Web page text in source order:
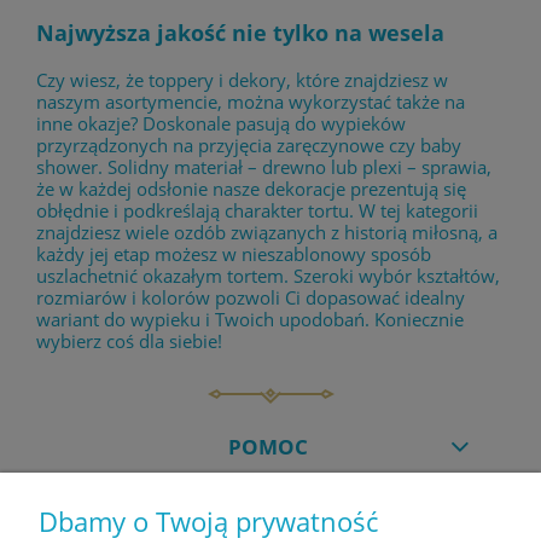
Najwyższa jakość nie tylko na wesela
Czy wiesz, że toppery i dekory, które znajdziesz w
naszym asortymencie, można wykorzystać także na
inne okazje? Doskonale pasują do wypieków
przyrządzonych na przyjęcia zaręczynowe czy baby
shower. Solidny materiał – drewno lub plexi – sprawia,
że w każdej odsłonie nasze dekoracje prezentują się
obłędnie i podkreślają charakter tortu. W tej kategorii
znajdziesz wiele ozdób związanych z historią miłosną, a
każdy jej etap możesz w nieszablonowy sposób
uszlachetnić okazałym tortem. Szeroki wybór kształtów,
rozmiarów i kolorów pozwoli Ci dopasować idealny
wariant do wypieku i Twoich upodobań. Koniecznie
wybierz coś dla siebie!
POMOC
MOJE KONTO
Dbamy o Twoją prywatność